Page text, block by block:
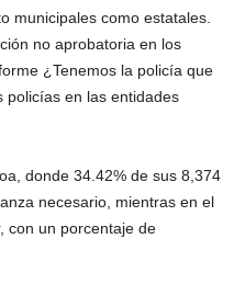
municipales como estatales.
no aprobatoria en los
¿Tenemos la policía que
policías en las entidades
donde 34.42% de sus 8,374
necesario, mientras en el
con un porcentaje de